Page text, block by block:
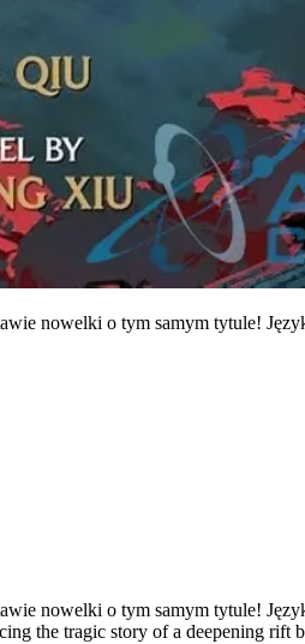
nowelki o tym samym tytule!
nowelki o tym samym tytule!
the tragic story of a deepening